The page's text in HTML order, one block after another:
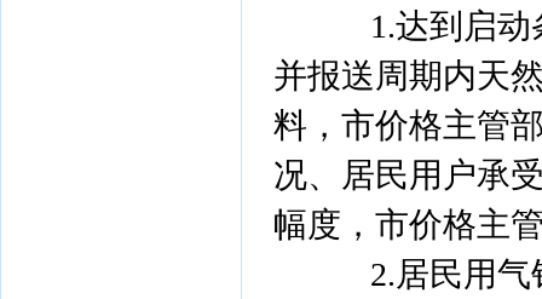
1.达到启动条
并报送周期内天
料，市价格主管
况、居民用户承
幅度，市价格主
2.居民用气销